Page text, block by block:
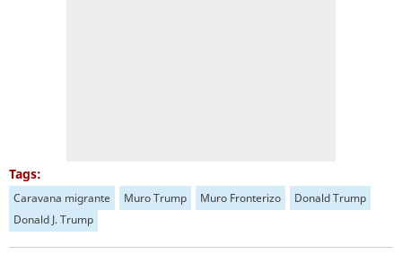
Tags:
Caravana migrante Muro Trump Muro Fronterizo
Donald Trump
Donald J. Trump